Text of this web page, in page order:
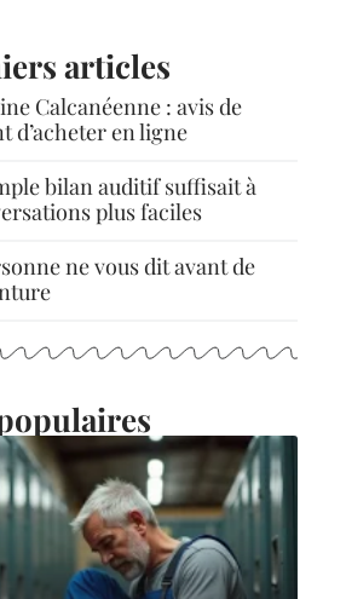
articles
Calcanéenne : avis de
d’acheter en ligne
bilan auditif suffisait à
plus faciles
ne vous dit avant de